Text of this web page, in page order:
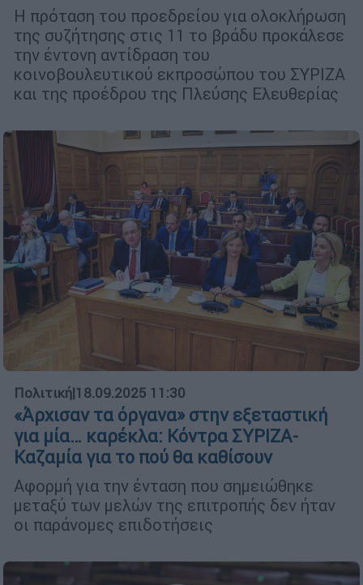
Η πρόταση του προεδρείου για ολοκλήρωση
της συζήτησης στις 11 το βράδυ προκάλεσε
την έντονη αντίδραση του
κοινοβουλευτικού εκπροσώπου του ΣΥΡΙΖΑ
και της προέδρου της Πλεύσης Ελευθερίας
Πολιτική|18.09.2025 11:30
«Άρχισαν τα όργανα» στην εξεταστική
για μία… καρέκλα: Κόντρα ΣΥΡΙΖΑ-
Καζαμία για το πού θα καθίσουν
Αφορμή για την ένταση που σημειώθηκε
μεταξύ των μελών της επιτροπής δεν ήταν
οι παράνομες επιδοτήσεις